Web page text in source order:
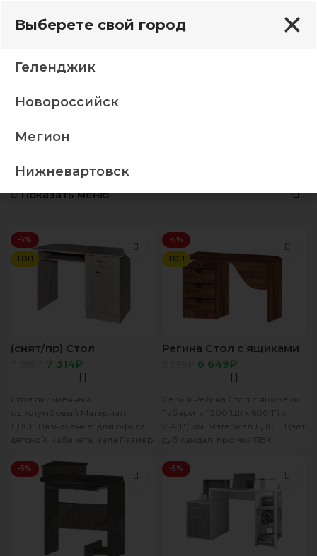
Главная Столы
Письменные столы
Показать меню
-5%
ТОП
(снят/пр) Стол
письменный
(720/1100/600)
однотумбовый серый/
7 314₽
Стол письменный
однотумбовый Материал:
ЛДСП Назначение: для офиса,
детской, кабинета, зала Размер
72х110х60 см.
-5%
ТОП
Регина Стол с ящиками
дуб самдал
6 649₽
Серия Регина Стол с ящиками
Габариты 1200(Ш) х 600(Г) х
754(В) мм. Материал ЛДСП. Цвет
дуб самдал. Кромка ПВХ.
-5% -5%
Выберете свой город
Геленджик
Новороссийск
Мегион
Нижневартовск